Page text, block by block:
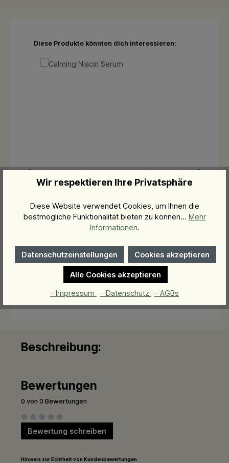
Produktgalerie überspringen
Diese Produkte könnten dich interessieren:
beruhigendes Serum
72,00 €*
In den Warenkorb
2.400,00 €* / 1 Liter
Beschreibung:
Bewertungen
0 von 0 Bewertungen
Durchschnittliche Bewertung von 0 von 5 Sternen
Bewertung schreiben
Hinweis zur Echtheit von Kundenbewertungen
Wir respektieren Ihre Privatsphäre
Diese Website verwendet Cookies, um Ihnen die
bestmögliche Funktionalität bieten zu können... Mehr
Informationen.
Datenschutzeinstellungen Cookies akzeptieren
Alle Cookies akzeptieren
- Impressum - Datenschutz - AGBs